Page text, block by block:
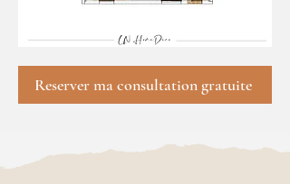
Reserver ma consultation gratuite